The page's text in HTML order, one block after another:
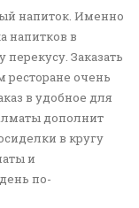
напиток. Именно
напитков в
Заказать
очень
в удобное для
дополнит
в кругу
и
по-
к нам за